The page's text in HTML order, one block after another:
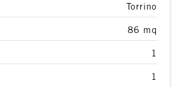
Torrino
86 mq
1
1